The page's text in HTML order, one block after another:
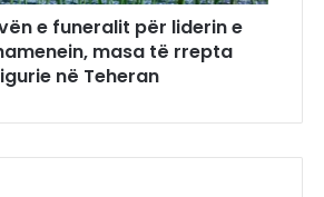
e funeralit për liderin e
masa të rrepta
në Teheran